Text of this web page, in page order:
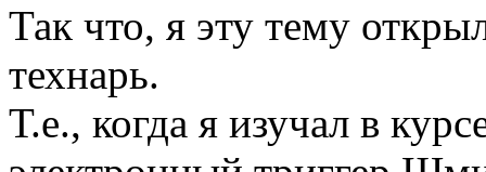
Так что, я эту тему
технарь.
Т.е., когда я изучал в